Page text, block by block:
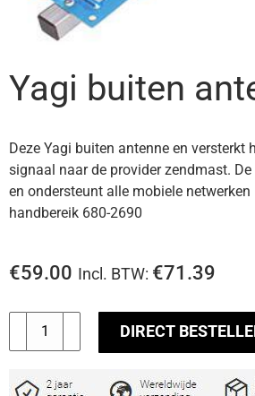
Yagi buiten
Deze Yagi buiten antenne en versterkt
signaal naar de provider zendmast.
en ondersteunt alle mobiele
handbereik 680-2690
€59.00 Incl. BTW: €71.39
aantal
DIRECT